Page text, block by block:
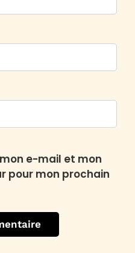
e-mail et mon
pour mon prochain